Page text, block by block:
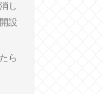
し
設
ら